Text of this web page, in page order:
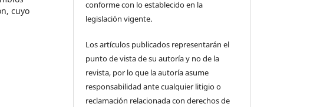
cuyo
conforme con lo establecido en la
legislación vigente.
Los artículos publicados representarán el
punto de vista de su autoría y no de la
revista, por lo que la autoría asume
responsabilidad ante cualquier litigio o
reclamación relacionada con derechos de